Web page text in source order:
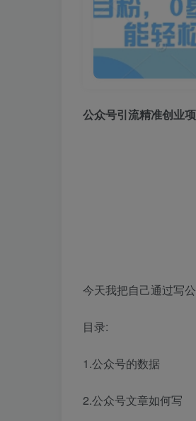
公众号引流精准创业
今天我把自己通过写
目录:
1.公众号的数据
2.公众号文章如何写